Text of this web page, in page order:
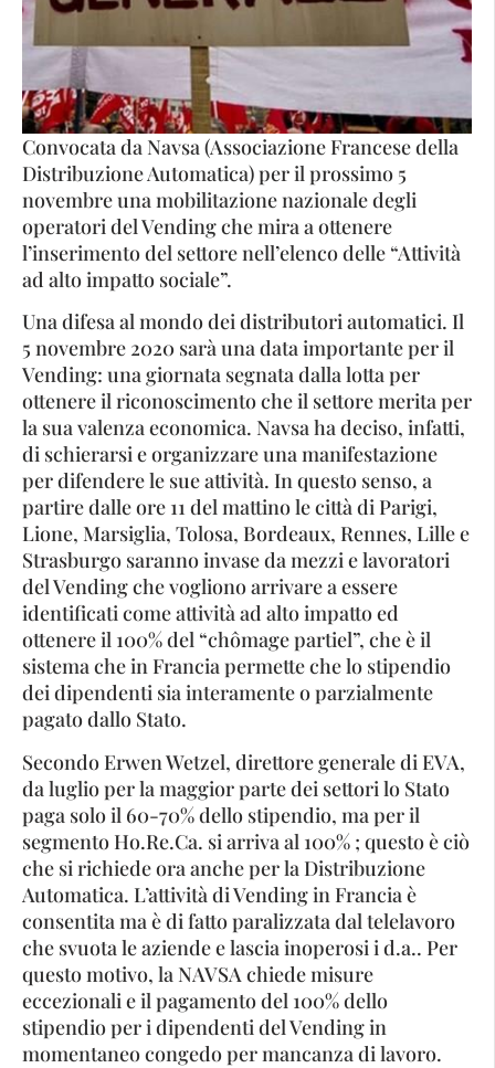
Convocata da Navsa (Associazione Francese della
Distribuzione Automatica) per il prossimo 5
novembre una mobilitazione nazionale degli
operatori del Vending che mira a ottenere
l’inserimento del settore nell’elenco delle “Attività
ad alto impatto sociale”.
Una difesa al mondo dei distributori automatici. Il
5 novembre 2020 sarà una data importante per il
Vending: una giornata segnata dalla lotta per
ottenere il riconoscimento che il settore merita per
la sua valenza economica. Navsa ha deciso, infatti,
di schierarsi e organizzare una manifestazione
per difendere le sue attività. In questo senso, a
partire dalle ore 11 del mattino le città di Parigi,
Lione, Marsiglia, Tolosa, Bordeaux, Rennes, Lille e
Strasburgo saranno invase da mezzi e lavoratori
del Vending che vogliono arrivare a essere
identificati come attività ad alto impatto ed
ottenere il 100% del “chômage partiel”, che è il
sistema che in Francia permette che lo stipendio
dei dipendenti sia interamente o parzialmente
pagato dallo Stato.
Secondo Erwen Wetzel, direttore generale di EVA,
da luglio per la maggior parte dei settori lo Stato
paga solo il 60-70% dello stipendio, ma per il
segmento Ho.Re.Ca. si arriva al 100% ; questo è ciò
che si richiede ora anche per la Distribuzione
Automatica. L’attività di Vending in Francia è
consentita ma è di fatto paralizzata dal telelavoro
che svuota le aziende e lascia inoperosi i d.a.. Per
questo motivo, la NAVSA chiede misure
eccezionali e il pagamento del 100% dello
stipendio per i dipendenti del Vending in
momentaneo congedo per mancanza di lavoro.